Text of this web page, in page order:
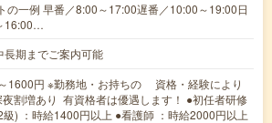
の一例 早番／8:00～17:00遅番／10:00～19:00日
16:00…
長期までご案内可能
1600円 ※勤務地・お持ちの 資格・経験により
割増あり 有資格者は優遇します！ ●初任者研修
級) ：時給1400円以上 ●看護師 ：時給2000円以上